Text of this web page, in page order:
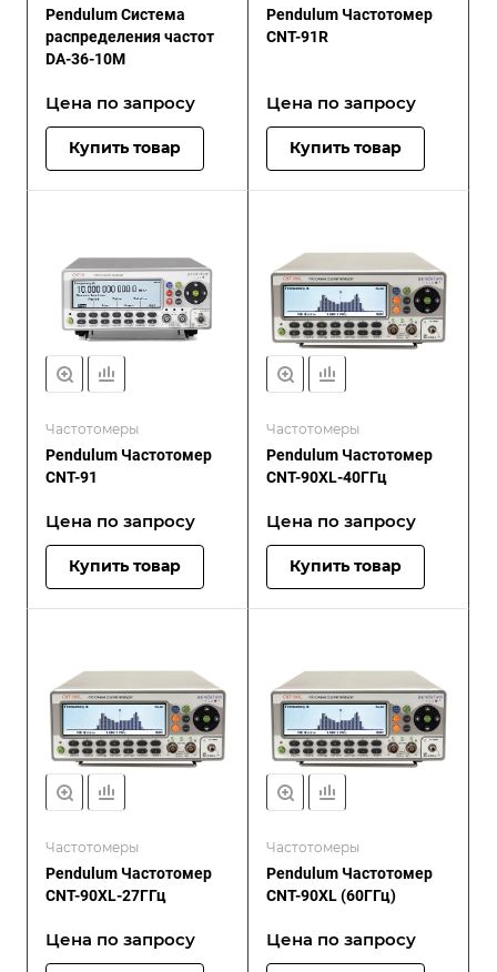
Pendulum Система
распределения частот
DA-36-10M
Цена по запросу
Купить товар
Pendulum Частотомер
CNT-91R
Цена по запросу
Купить товар
Частотомеры
Pendulum Частотомер
CNT-91
Цена по запросу
Купить товар
Частотомеры
Pendulum Частотомер
CNT-90XL-40ГГц
Цена по запросу
Купить товар
Частотомеры
Pendulum Частотомер
CNT-90XL-27ГГц
Цена по запросу
Частотомеры
Pendulum Частотомер
CNT-90XL (60ГГц)
Цена по запросу